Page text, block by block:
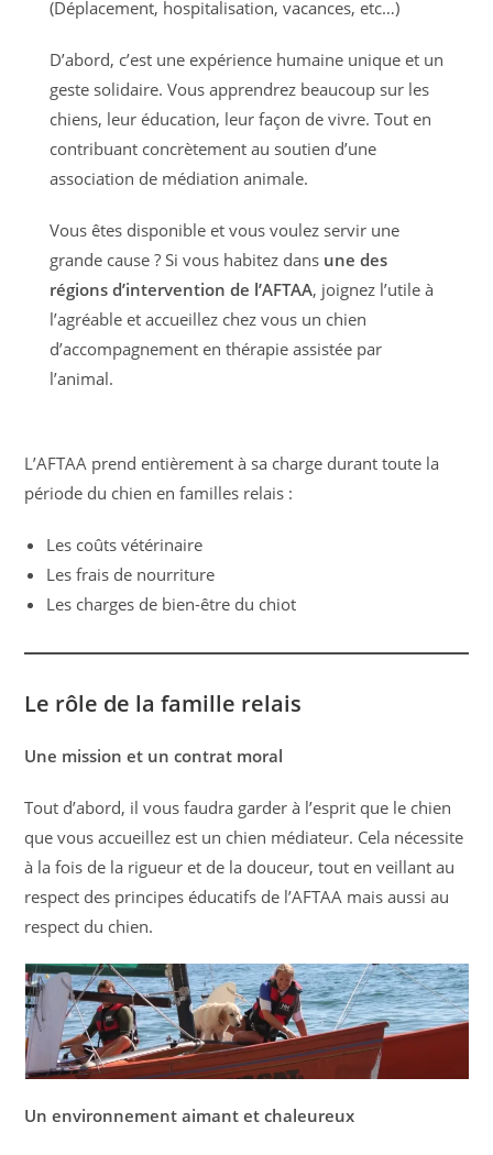
(Déplacement, hospitalisation, vacances, etc…)
D’abord, c’est une expérience humaine unique et un
geste solidaire. Vous apprendrez beaucoup sur les
chiens, leur éducation, leur façon de vivre. Tout en
contribuant concrètement au soutien d’une
association de médiation animale.
Vous êtes disponible et vous voulez servir une
grande cause ? Si vous habitez dans une des
régions d’intervention de l’AFTAA, joignez l’utile à
l’agréable et accueillez chez vous un chien
d’accompagnement en thérapie assistée par
l’animal.
L’AFTAA prend entièrement à sa charge durant toute la
période du chien en familles relais :
Les coûts vétérinaire
Les frais de nourriture
Les charges de bien-être du chiot
Le rôle de la famille relais
Une mission et un contrat moral
Tout d’abord, il vous faudra garder à l’esprit que le chien
que vous accueillez est un chien médiateur. Cela nécessite
à la fois de la rigueur et de la douceur, tout en veillant au
respect des principes éducatifs de l’AFTAA mais aussi au
respect du chien.
Un environnement aimant et chaleureux